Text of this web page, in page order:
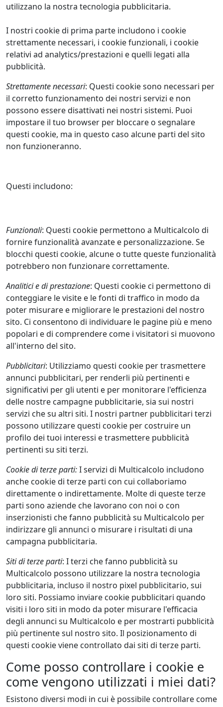
utilizzano la nostra tecnologia pubblicitaria.
I nostri cookie di prima parte includono i cookie
strettamente necessari, i cookie funzionali, i cookie
relativi ad analytics/prestazioni e quelli legati alla
pubblicità.
Strettamente necessari: Questi cookie sono necessari per
il corretto funzionamento dei nostri servizi e non
possono essere disattivati nei nostri sistemi. Puoi
impostare il tuo browser per bloccare o segnalare
questi cookie, ma in questo caso alcune parti del sito
non funzioneranno.
Questi includono:
Funzionali: Questi cookie permettono a Multicalcolo di
fornire funzionalità avanzate e personalizzazione. Se
blocchi questi cookie, alcune o tutte queste funzionalità
potrebbero non funzionare correttamente.
Analitici e di prestazione: Questi cookie ci permettono di
conteggiare le visite e le fonti di traffico in modo da
poter misurare e migliorare le prestazioni del nostro
sito. Ci consentono di individuare le pagine più e meno
popolari e di comprendere come i visitatori si muovono
all'interno del sito.
Pubblicitari: Utilizziamo questi cookie per trasmettere
annunci pubblicitari, per renderli più pertinenti e
significativi per gli utenti e per monitorare l'efficienza
delle nostre campagne pubblicitarie, sia sui nostri
servizi che su altri siti. I nostri partner pubblicitari terzi
possono utilizzare questi cookie per costruire un
profilo dei tuoi interessi e trasmettere pubblicità
pertinenti su siti terzi.
Cookie di terze parti:I servizi di Multicalcolo includono
anche cookie di terze parti con cui collaboriamo
direttamente o indirettamente. Molte di queste terze
parti sono aziende che lavorano con noi o con
inserzionisti che fanno pubblicità su Multicalcolo per
indirizzare gli annunci o misurare i risultati di una
campagna pubblicitaria.
Siti di terze parti: I terzi che fanno pubblicità su
Multicalcolo possono utilizzare la nostra tecnologia
pubblicitaria, incluso il nostro pixel pubblicitario, sui
loro siti. Possiamo inviare cookie pubblicitari quando
visiti i loro siti in modo da poter misurare l'efficacia
degli annunci su Multicalcolo e per mostrarti pubblicità
più pertinente sul nostro sito. Il posizionamento di
questi cookie viene controllato dai siti di terze parti.
Come posso controllare i cookie e
come vengono utilizzati i miei dati?
Esistono diversi modi in cui è possibile controllare come